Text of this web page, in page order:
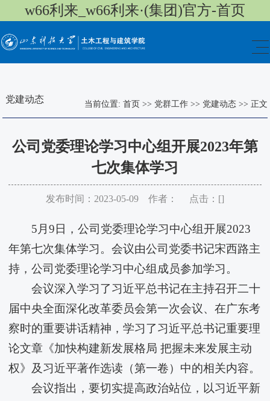
w66利来_w66利来·(集团)官方-首页
党建动态 当前位置: 首页 >> 党群工作>> 党建动态>> 正文
公司党委理论学习中心组开展2023年第
七次集体学习
发布时间：2023-05-09 作者： 点击：[]
5月9日，公司党委理论学习中心组开展2023
年第七次集体学习。会议由公司党委书记宋西路主
持，公司党委理论学习中心组成员参加学习。
会议深入学习了习近平总书记在主持召开二十
届中央全面深化改革委员会第一次会议、在广东考
察时的重要讲话精神，学习了习近平总书记重要理
论文章《加快构建新发展格局 把握未来发展主动
权》及习近平著作选读（第一卷）中的相关内容。
会议指出，要切实提高政治站位，以习近平新